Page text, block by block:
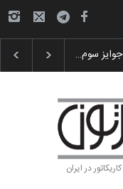
جوایز سوم…
در ایران